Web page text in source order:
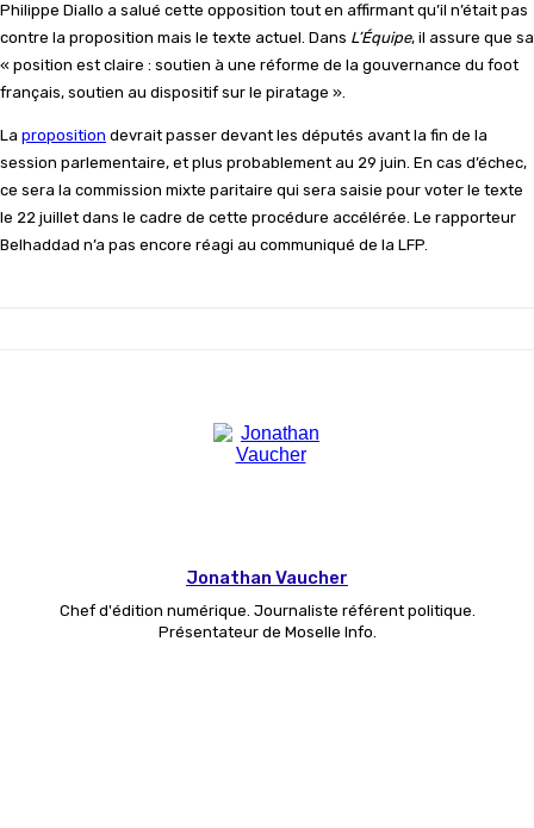
Philippe Diallo a salué cette opposition tout en affirmant qu’il n’était pas
contre la proposition mais le texte actuel. Dans L’Équipe, il assure que sa
« position est claire : soutien à une réforme de la gouvernance du foot
français, soutien au dispositif sur le piratage ».
La proposition devrait passer devant les députés avant la fin de la
session parlementaire, et plus probablement au 29 juin. En cas d’échec,
ce sera la commission mixte paritaire qui sera saisie pour voter le texte
le 22 juillet dans le cadre de cette procédure accélérée. Le rapporteur
Belhaddad n’a pas encore réagi au communiqué de la LFP.
Jonathan Vaucher
Chef d'édition numérique. Journaliste référent politique.
Présentateur de Moselle Info.